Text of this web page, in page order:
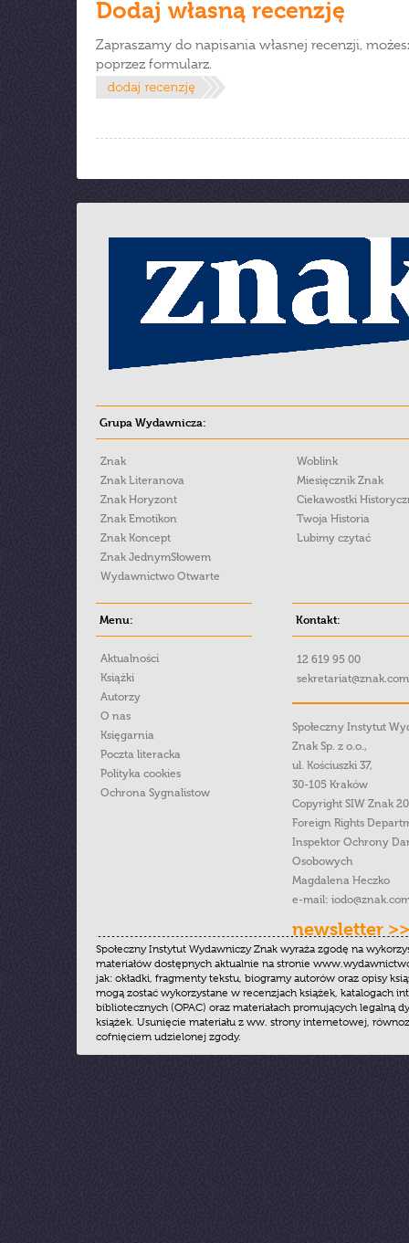
Dodaj własną recenzję
Zapraszamy do napisania własnej recenzji,
poprzez formularz.
Grupa Wydawnicza:
Znak
Znak Literanova
Znak Horyzont
Znak Emotikon
Znak Koncept
Znak JednymSłowem
Wydawnictwo Otwarte
Woblink
Miesięcznik Znak
Ciekawostki
Twoja Historia
Lubimy czytać
Menu:
Aktualności
Książki
Autorzy
O nas
Księgarnia
Poczta literacka
Polityka cookies
Ochrona Sygnalistow
Kontakt:
12 619 95 00
Społeczny Instytut
Znak Sp. z o.o.,
ul. Kościuszki 37,
30-105 Kraków
Copyright SIW Znak
Foreign Rights
Inspektor Ochrony
Osobowych
Magdalena Heczko
e-mail:
newsletter >>
Społeczny Instytut Wydawniczy Znak wyraża zgodę na
materiałów dostępnych aktualnie na stronie
jak: okładki, fragmenty tekstu, biogramy autorów oraz opisy
mogą zostać wykorzystane w recenzjach książek, katalogach
bibliotecznych (OPAC) oraz materiałach promujących legalną
książek. Usunięcie materiału z ww. strony internetowej,
cofnięciem udzielonej zgody.